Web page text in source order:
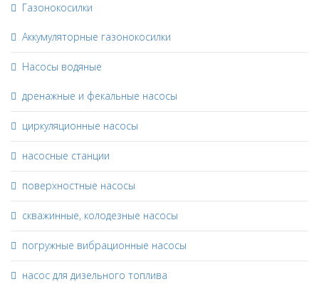
Газонокосилки
Аккумуляторные газонокосилки
Насосы водяные
дренажные и фекальные насосы
циркуляционные насосы
насосные станции
поверхностные насосы
скважинные, колодезные насосы
погружные вибрационные насосы
насос для дизельного топлива